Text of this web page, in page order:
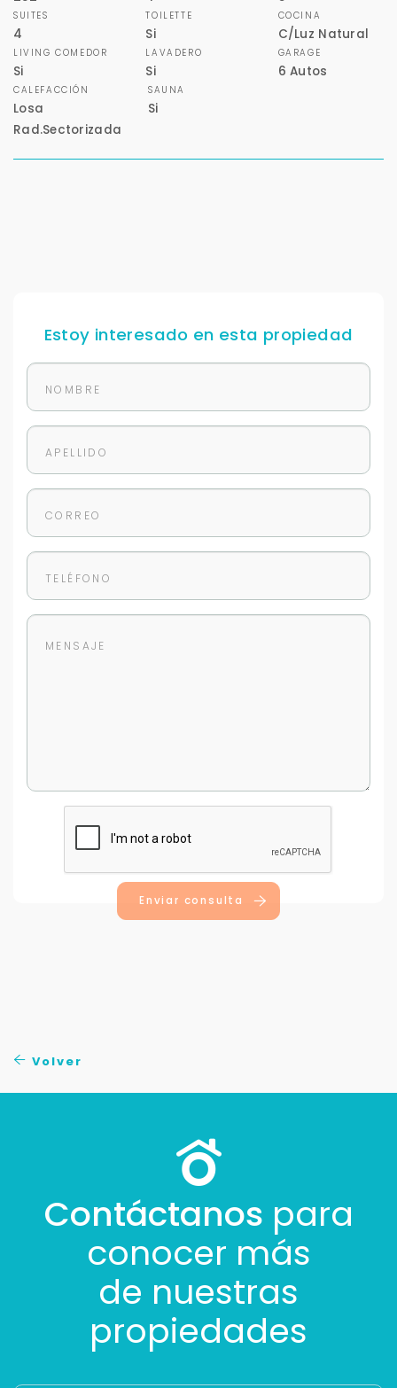
SUITES
4
TOILETTE
Si
COCINA
C/Luz Natural
LIVING COMEDOR
Si
LAVADERO
Si
GARAGE
6 Autos
CALEFACCIÓN
Losa
Rad.Sectorizada
SAUNA
Si
Estoy interesado en esta propiedad
Enviar consulta
Volver
Contáctanos para
conocer más
de nuestras
propiedades
Tus datos están seguros
No compartimos tu información ni enviamos spam.
Buscamos darte la mejor experiencia.